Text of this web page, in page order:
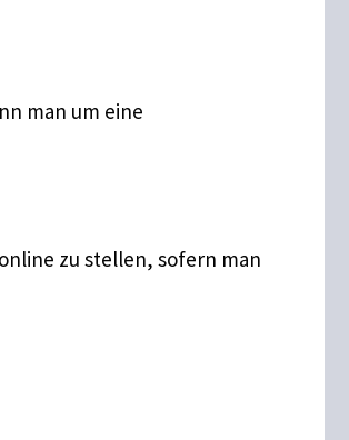
man um eine
zu stellen, sofern man